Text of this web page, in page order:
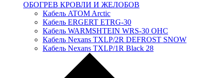
ОБОГРЕВ КРОВЛИ И ЖЕЛОБОВ
Кабель ATOM Arctic
Кабель ERGERT ETRG-30
Кабель WARMSHTEIN WRS-30 OHC
Кабель Nexans TXLP/2R DEFROST SNOW
Кабель Nexans TXLP/1R Black 28